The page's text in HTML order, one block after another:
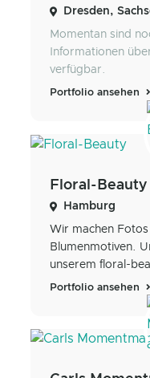
Dresden,
Momentan sind
Informationen
verfügbar.
Portfolio ansehen
Floral-Beauty
Hamburg
Wir machen
Blumenmotiven.
unserem floral-
Portfolio ansehen